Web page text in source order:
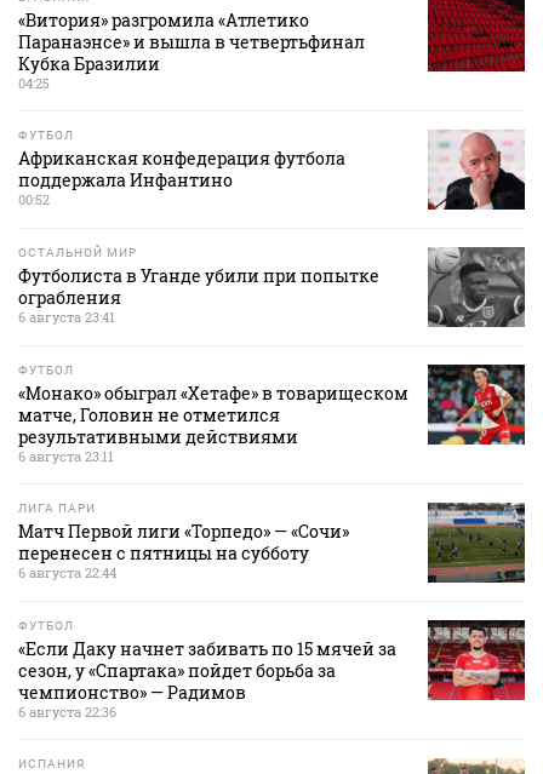
«Витория» разгромила «Атлетико
Паранаэнсе» и вышла в четвертьфинал
Кубка Бразилии
04:25
ФУТБОЛ
Африканская конфедерация футбола
поддержала Инфантино
00:52
ОСТАЛЬНОЙ МИР
Футболиста в Уганде убили при попытке
ограбления
6 августа 23:41
ФУТБОЛ
«Монако» обыграл «Хетафе» в товарищеском
матче, Головин не отметился
результативными действиями
6 августа 23:11
ЛИГА ПАРИ
Матч Первой лиги «Торпедо» — «Сочи»
перенесен с пятницы на субботу
6 августа 22:44
ФУТБОЛ
«Если Даку начнет забивать по 15 мячей за
сезон, у «Спартака» пойдет борьба за
чемпионство» — Радимов
6 августа 22:36
ИСПАНИЯ